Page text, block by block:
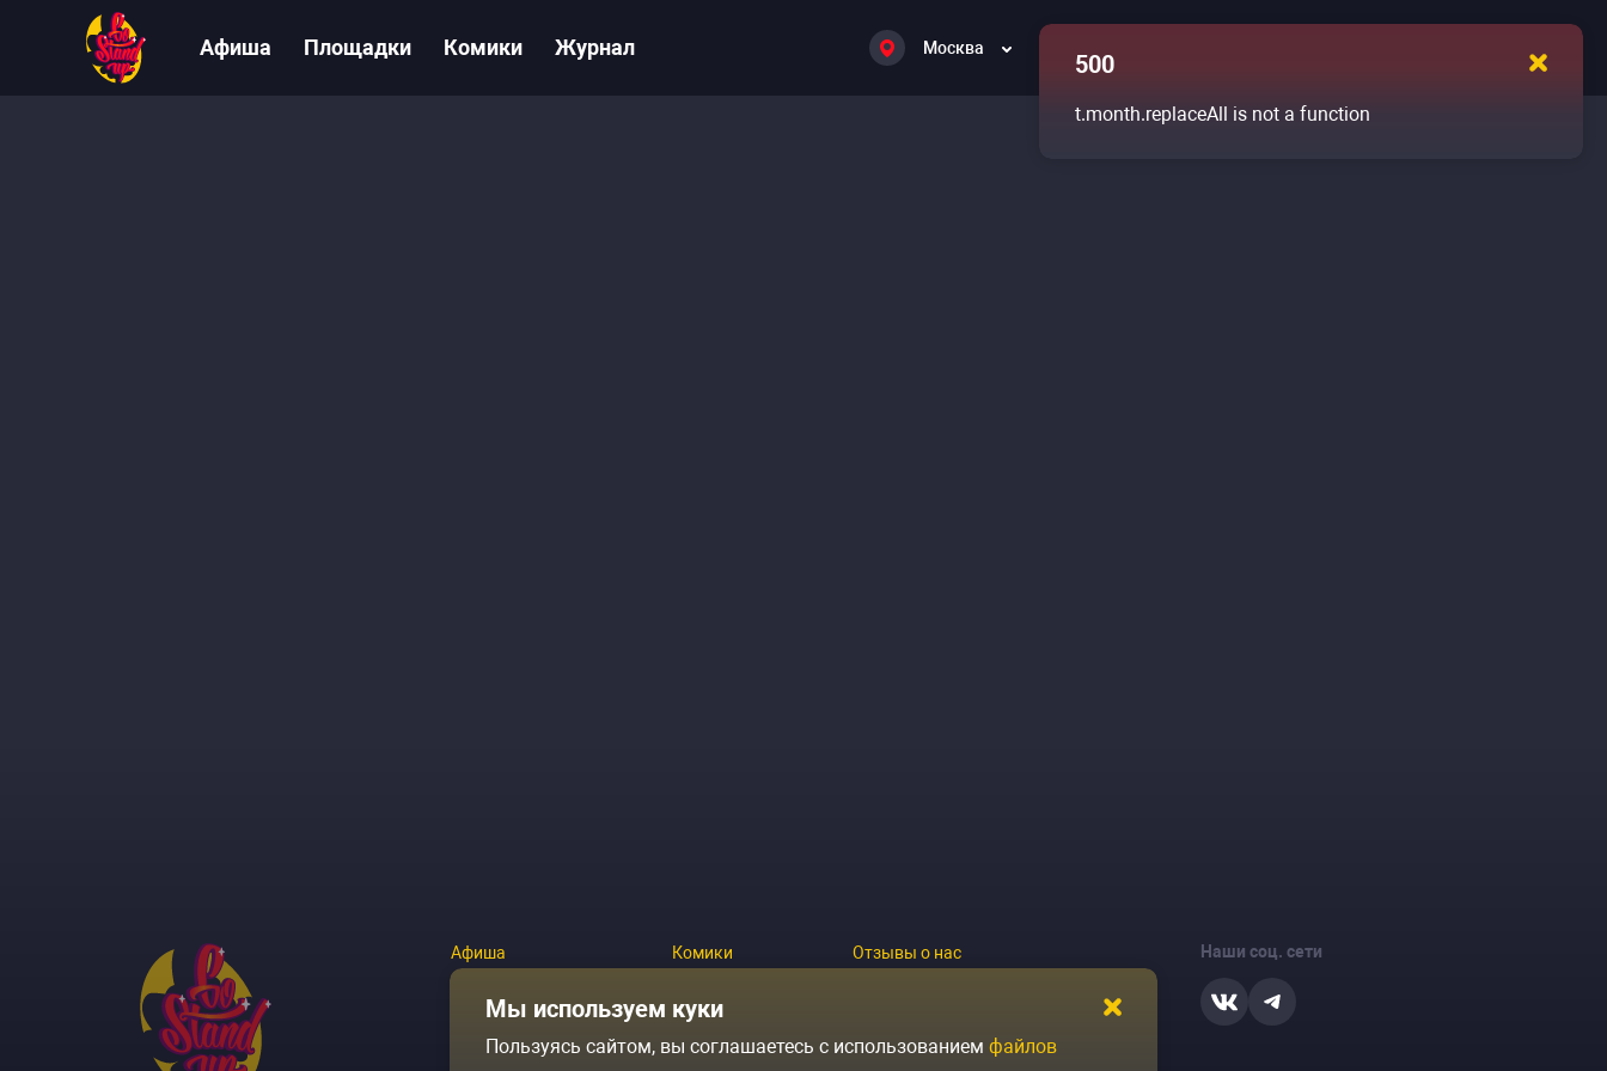
Афиша Площадки Комики Журнал Москва
Афиша
Площадки
Архив событий
Комики
Журнал
Контакты
Отзывы о нас
Политика конфиденциальности
Условия продажи
Наши соц. сети
500
t.month.replaceAll is not a function
Мы используем куки
Пользуясь сайтом, вы соглашаетесь с использованием файлов